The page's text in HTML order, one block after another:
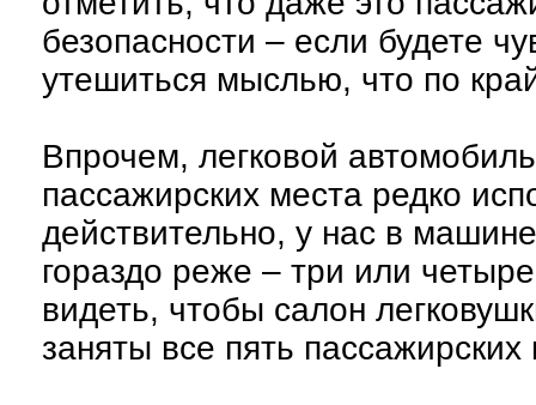
безопасности – если будете
утешиться мыслью, что по
Впрочем, легковой
пассажирских места редко
действительно, у нас в
гораздо реже – три или
видеть, чтобы салон
заняты все пять пассажирских